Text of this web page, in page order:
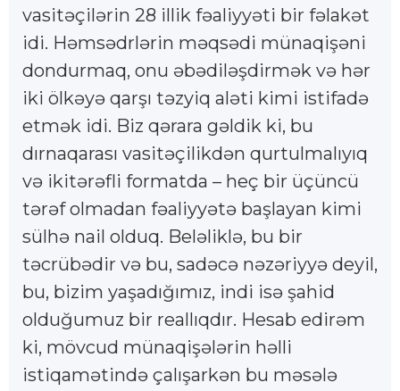
vasitəçilərin 28 illik fəaliyyəti bir fəlakət
idi. Həmsədrlərin məqsədi münaqişəni
dondurmaq, onu əbədiləşdirmək və hər
iki ölkəyə qarşı təzyiq aləti kimi istifadə
etmək idi. Biz qərara gəldik ki, bu
dırnaqarası vasitəçilikdən qurtulmalıyıq
və ikitərəfli formatda – heç bir üçüncü
tərəf olmadan fəaliyyətə başlayan kimi
sülhə nail olduq. Beləliklə, bu bir
təcrübədir və bu, sadəcə nəzəriyyə deyil,
bu, bizim yaşadığımız, indi isə şahid
olduğumuz bir reallıqdır. Hesab edirəm
ki, mövcud münaqişələrin həlli
istiqamətində çalışarkən bu məsələ